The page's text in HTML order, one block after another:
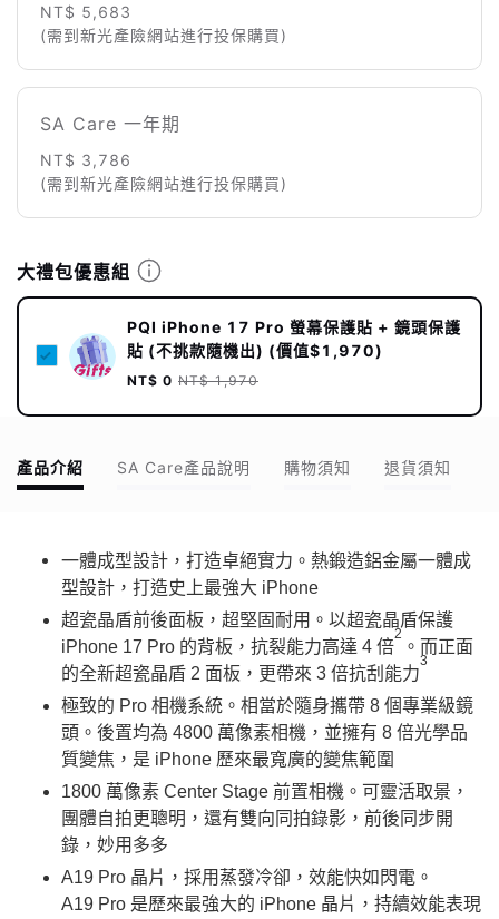
NT$ 5,683
(需到新光產險網站進行投保購買)
SA Care 一年期
NT$ 3,786
(需到新光產險網站進行投保購買)
大禮包優惠組
PQI iPhone 17 Pro 螢幕保護貼 + 鏡頭保護
貼 (不挑款隨機出) (價值$1,970)
NT$ 0 NT$ 1,970
產品介紹 SA Care產品說明 購物須知 退貨須知
一體成型設計，打造卓絕實力。熱鍛造鋁金屬一體成
型設計，打造史上最強大 iPhone
超瓷晶盾前後面板，超堅固耐用。以超瓷晶盾保護
iPhone 17 Pro 的背板，抗裂能力高達 4 倍
2
。而正面
的全新超瓷晶盾 2 面板，更帶來 3 倍抗刮能力
3
極致的 Pro 相機系統。相當於隨身攜帶 8 個專業級鏡
頭。後置均為 4800 萬像素相機，並擁有 8 倍光學品
質變焦，是 iPhone 歷來最寬廣的變焦範圍
1800 萬像素 Center Stage 前置相機。可靈活取景，
團體自拍更聰明，還有雙向同拍錄影，前後同步開
錄，妙用多多
A19 Pro 晶片，採用蒸發冷卻，效能快如閃電。
A19 Pro 是歷來最強大的 iPhone 晶片，持續效能表現